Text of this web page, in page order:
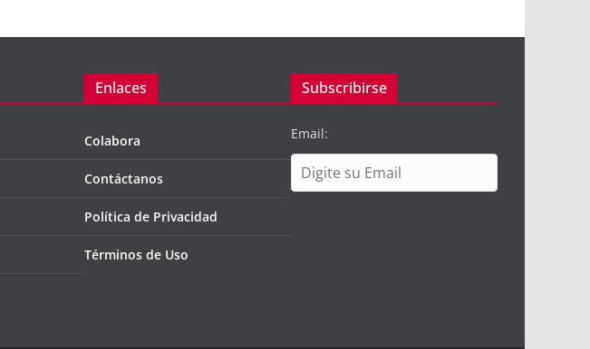
Enlaces
Colabora
Contáctanos
Política de Privacidad
Términos de Uso
Subscribirse
Email: